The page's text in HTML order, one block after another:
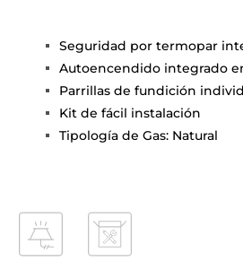
Seguridad por termopar
Autoencendido integrado
Parrillas de fundición
Kit de fácil instalación
Tipología de Gas: Natural